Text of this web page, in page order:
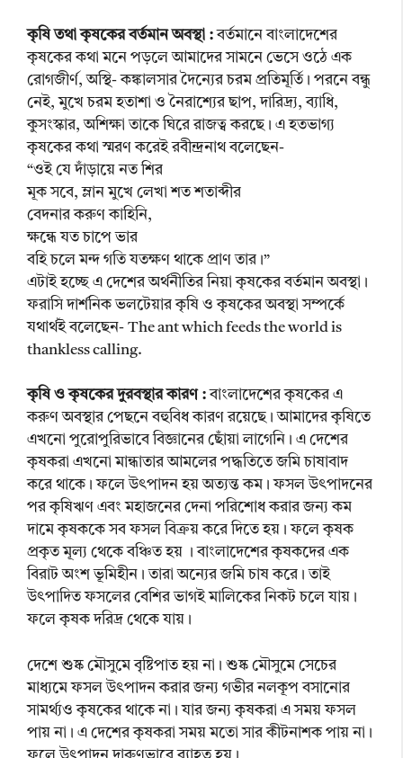
কৃষি তথা কৃষকের বর্তমান অবস্থা :বর্তমানে বাংলাদেশের
কৃষকের কথা মনে পড়লে আমাদের সামনে ভেসে ওঠে এক
রোগজীর্ণ, অস্থি- কঙ্কালসার দৈন্যের চরম প্রতিমূর্তি। পরনে বন্ধু
নেই, মুখে চরম হতাশা ও নৈরাশ্যের ছাপ, দারিদ্র্য, ব্যাধি,
কুসংস্কার, অশিক্ষা তাকে ঘিরে রাজত্ব করছে। এ হতভাগ্য
কৃষকের কথা স্মরণ করেই রবীন্দ্রনাথ বলেছেন-
“ওই যে দাঁড়ায়ে নত শির
মূক সবে, ম্লান মুখে লেখা শত শতাব্দীর
বেদনার করুণ কাহিনি,
ক্ষন্ধে যত চাপে ভার
বহি চলে মন্দ গতি যতক্ষণ থাকে প্রাণ তার।”
এটাই হচ্ছে এ দেশের অর্থনীতির নিয়া কৃষকের বর্তমান অবস্থা।
ফরাসি দার্শনিক ভলটেয়ার কৃষি ও কৃষকের অবস্থা সম্পর্কে
যথার্থই বলেছেন- The ant which feeds the world is
thankless calling.
কৃষি ও কৃষকের দুরবস্থার কারণ :বাংলাদেশের কৃষকের এ
করুণ অবস্থার পেছনে বহুবিধ কারণ রয়েছে। আমাদের কৃষিতে
এখনো পুরোপুরিভাবে বিজ্ঞানের ছোঁয়া লাগেনি। এ দেশের
কৃষকরা এখনো মান্ধাতার আমলের পদ্ধতিতে জমি চাষাবাদ
করে থাকে। ফলে উৎপাদন হয় অত্যন্ত কম। ফসল উৎপাদনের
পর কৃষিঋণ এবং মহাজনের দেনা পরিশোধ করার জন্য কম
দামে কৃষককে সব ফসল বিক্রয় করে দিতে হয়। ফলে কৃষক
প্রকৃত মূল্য থেকে বঞ্চিত হয় । বাংলাদেশের কৃষকদের এক
বিরাট অংশ ভূমিহীন। তারা অন্যের জমি চাষ করে। তাই
উৎপাদিত ফসলের বেশির ভাগই মালিকের নিকট চলে যায়।
ফলে কৃষক দরিদ্র থেকে যায়।
দেশে শুষ্ক মৌসুমে বৃষ্টিপাত হয় না। শুষ্ক মৌসুমে সেচের
মাধ্যমে ফসল উৎপাদন করার জন্য গভীর নলকূপ বসানোর
সামর্থ্যও কৃষকের থাকে না। যার জন্য কৃষকরা এ সময় ফসল
পায় না। এ দেশের কৃষকরা সময় মতো সার কীটনাশক পায় না।